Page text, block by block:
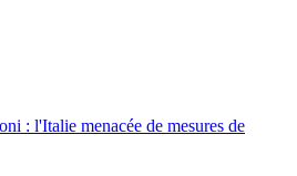
: l'Italie menacée de mesures de